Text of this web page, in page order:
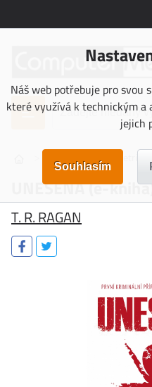
Náš web potřebuje pro svou
které využívá k technickým a
jejich
>
UNESENÁ (e-
T. R. RAGAN